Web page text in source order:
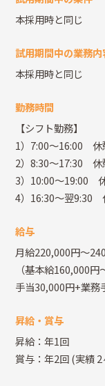
本採用時と同じ
試用期間中の業務内
本採用時と同じ
勤務時間
【シフト勤務】
1）7:00～16:00 休
2）8:30～17:30 休
3）10:00～19:00
4）16:30～翌9:30
給与
月給220,000円～
（基本給160,000
手当30,000円+業務
昇給・賞与
昇給：年1回
賞与：年2回(実績 2